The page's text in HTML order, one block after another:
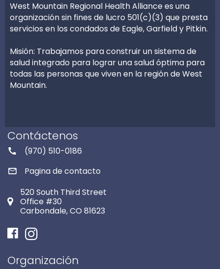
West Mountain Regional Health Alliance es una
organización sin fines de lucro 501(c)(3) que presta
servicios en los condados de Eagle, Garfield y Pitkin.
Misión: Trabajamos para construir un sistema de
salud integrado para lograr una salud óptima para
todas las personas que viven en la región de West
Mountain.
Contáctenos
(970) 510-0186
Pagina de contacto
520 South Third Street
Office #30
Carbondale, CO 81623
FacebookInstagram
Organización